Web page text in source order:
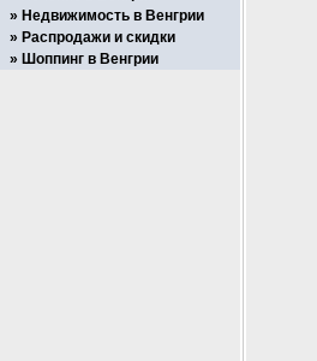
Недвижимость в Венгрии
Распродажи и скидки
Шоппинг в Венгрии